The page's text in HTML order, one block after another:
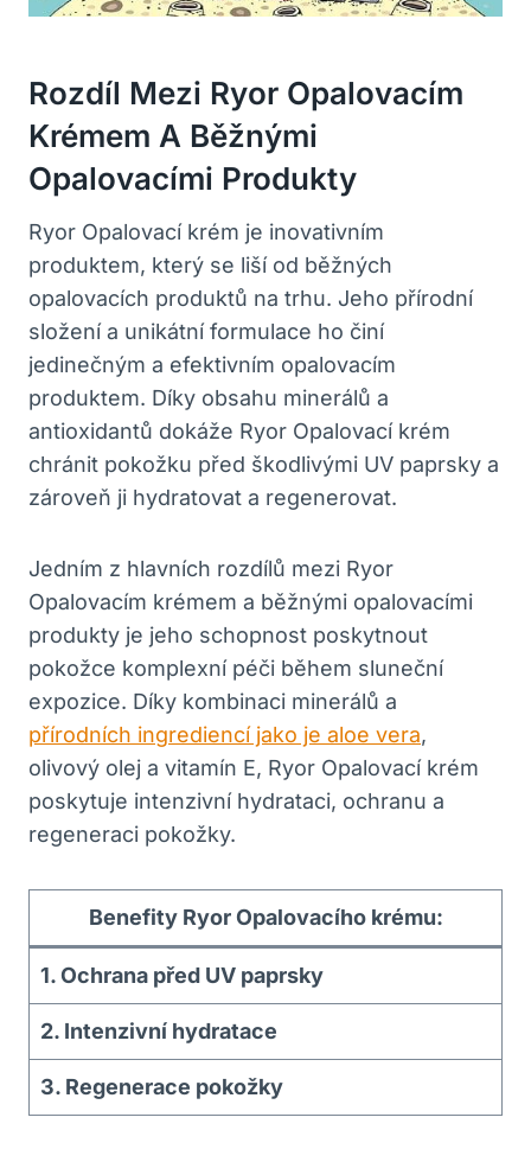
Rozdíl Mezi Ryor Opalovacím
Krémem A Běžnými
Opalovacími Produkty
Ryor Opalovací krém je inovativním
produktem, který se liší od běžných
opalovacích produktů na trhu. Jeho přírodní
složení a unikátní formulace ho činí
jedinečným a efektivním opalovacím
produktem. Díky obsahu minerálů a
antioxidantů dokáže Ryor Opalovací krém
chránit pokožku před škodlivými UV paprsky a
zároveň ji hydratovat a regenerovat.
Jedním z hlavních rozdílů mezi Ryor
Opalovacím krémem a běžnými opalovacími
produkty je jeho schopnost poskytnout
pokožce komplexní péči během sluneční
expozice. Díky kombinaci minerálů a
přírodních ingrediencí jako je aloe vera,
olivový olej a vitamín E, Ryor Opalovací krém
poskytuje intenzivní hydrataci, ochranu a
regeneraci pokožky.
Benefity Ryor Opalovacího krému:
1. Ochrana před UV paprsky
2. Intenzivní hydratace
3. Regenerace pokožky